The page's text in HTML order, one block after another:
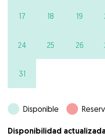
17 18 19
24 25 26
31
Disponible
Disponibilidad